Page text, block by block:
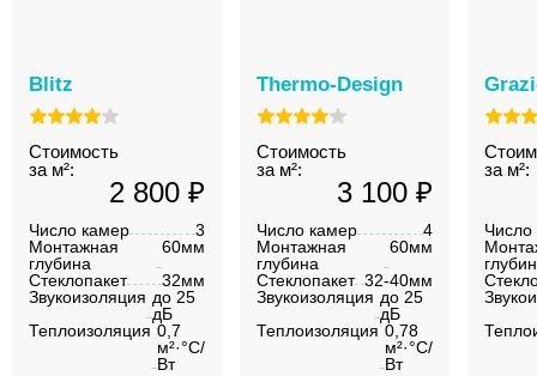
Blitz
Стоимость
за м²:
2 800 ₽
Число камер
3
Монтажная
глубина
60мм
Стеклопакет
32мм
Звукоизоляция до 25
дБ
Теплоизоляция 0,7
м²·°C/
Вт
Thermo-Design
Стоимость
за м²:
3 100 ₽
Число камер
4
Монтажная
глубина
60мм
Стеклопакет 32-40мм
Звукоизоляция до 25
дБ
Теплоизоляция 0,78
м²·°C/
Вт
за м²:
Число